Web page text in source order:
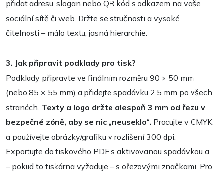
přidat adresu, slogan nebo QR kód s odkazem na vaše
sociální sítě či web. Držte se stručnosti a vysoké
čitelnosti – málo textu, jasná hierarchie.
3. Jak připravit podklady pro tisk?
Podklady připravte ve finálním rozměru 90 × 50 mm
(nebo 85 × 55 mm) a přidejte spadávku 2,5 mm po všech
stranách. Texty a logo držte alespoň 3 mm od řezu v
bezpečné zóně, aby se nic „neuseklo“. Pracujte v CMYK
a používejte obrázky/grafiku v rozlišení 300 dpi.
Exportujte do tiskového PDF s aktivovanou spadávkou a
– pokud to tiskárna vyžaduje – s ořezovými značkami. Pro